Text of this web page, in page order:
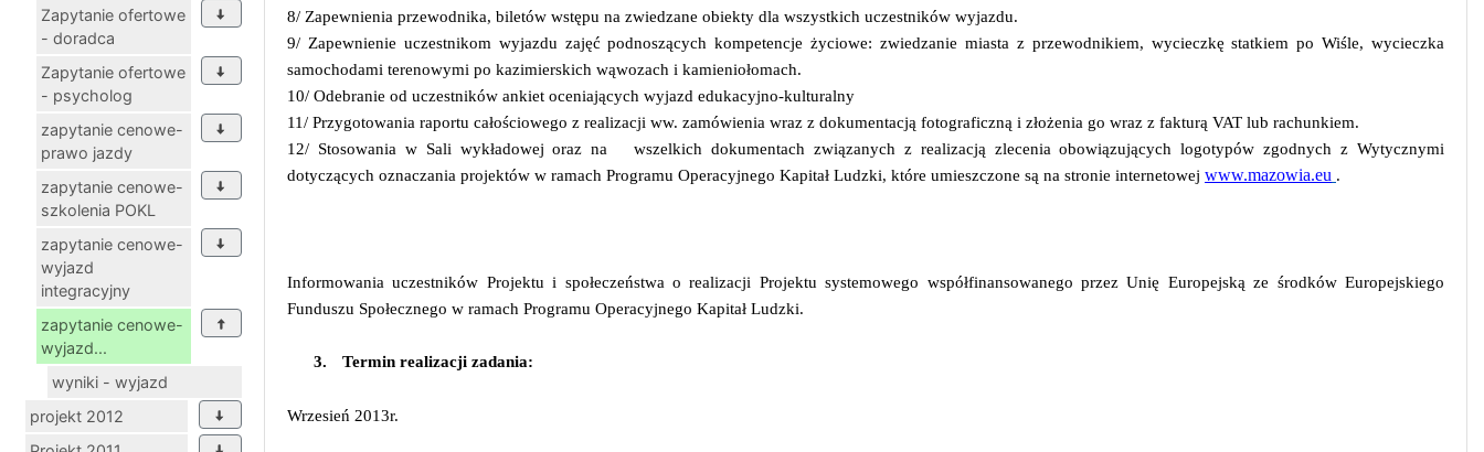
Zapytanie ofertowe
- doradca
Zapytanie ofertowe
- psycholog
zapytanie cenowe-
prawo jazdy
zapytanie cenowe-
szkolenia POKL
zapytanie cenowe-
wyjazd
integracyjny
zapytanie cenowe-
wyjazd...
wyniki - wyjazd
projekt 2012
8/ Zapewnienia przewodnika, biletów wstępu na zwiedzane obiekty dla wszystkich uczestników wyjazdu.
9/ Zapewnienie uczestnikom wyjazdu zajęć podnoszących kompetencje życiowe: zwiedzanie miasta z przewodnikiem, wycieczkę statkiem po Wiśle, wycieczka
samochodami terenowymi po kazimierskich wąwozach i kamieniołomach.
10/ Odebranie od uczestników ankiet oceniających wyjazd edukacyjno-kulturalny
11/ Przygotowania raportu całościowego z realizacji ww. zamówienia wraz z dokumentacją fotograficzną i złożenia go wraz z fakturą VAT lub rachunkiem.
12/ Stosowania w Sali wykładowej oraz na
wszelkich dokumentach związanych z realizacją zlecenia obowiązujących logotypów zgodnych z Wytycznymi
dotyczących oznaczania projektów w ramach Programu Operacyjnego Kapitał Ludzki, które umieszczone są na stronie internetowej www.mazowia.eu .
Informowania uczestników Projektu i społeczeństwa o realizacji Projektu systemowego współfinansowanego przez Unię Europejską ze środków Europejskiego
Funduszu Społecznego w ramach Programu Operacyjnego Kapitał Ludzki.
3. Termin realizacji zadania:
Wrzesień 2013r.